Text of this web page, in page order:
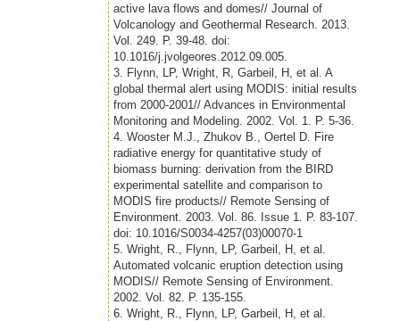
active lava flows and domes// Journal of
Volcanology and Geothermal Research. 2013.
Vol. 249. P. 39-48. doi:
10.1016/j.jvolgeores.2012.09.005.
3. Flynn, LP, Wright, R, Garbeil, H, et al. A
global thermal alert using MODIS: initial results
from 2000-2001// Advances in Environmental
Monitoring and Modeling. 2002. Vol. 1. P. 5-36.
4. Wooster M.J., Zhukov B., Oertel D. Fire
radiative energy for quantitative study of
biomass burning: derivation from the BIRD
experimental satellite and comparison to
MODIS fire products// Remote Sensing of
Environment. 2003. Vol. 86. Issue 1. P. 83-107.
doi: 10.1016/S0034-4257(03)00070-1
5. Wright, R., Flynn, LP, Garbeil, H, et al.
Automated volcanic eruption detection using
MODIS// Remote Sensing of Environment.
2002. Vol. 82. P. 135-155.
6. Wright, R., Flynn, LP, Garbeil, H, et al.